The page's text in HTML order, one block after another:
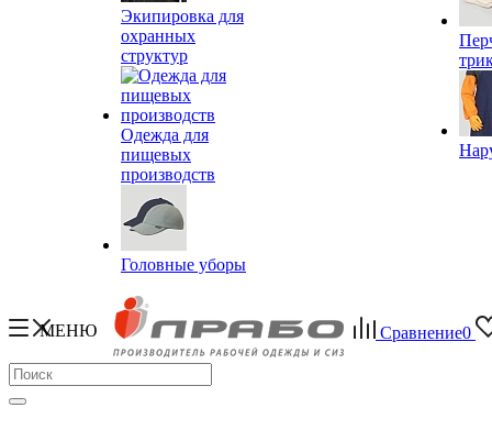
Экипировка для
охранных
структур
Одежда для
пищевых
производств
Головные уборы
МЕНЮ Сравнение0